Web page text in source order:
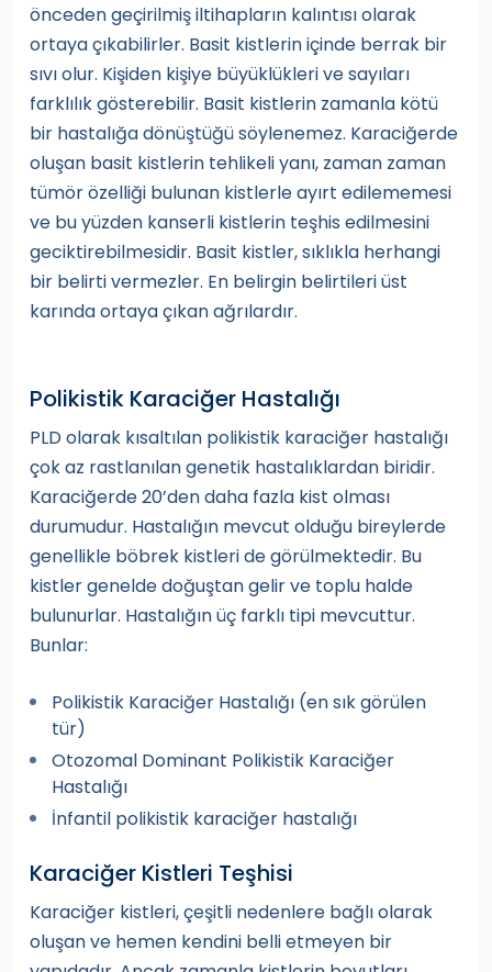
önceden geçirilmiş iltihapların kalıntısı olarak
ortaya çıkabilirler. Basit kistlerin içinde berrak bir
sıvı olur. Kişiden kişiye büyüklükleri ve sayıları
farklılık gösterebilir. Basit kistlerin zamanla kötü
bir hastalığa dönüştüğü söylenemez. Karaciğerde
oluşan basit kistlerin tehlikeli yanı, zaman zaman
tümör özelliği bulunan kistlerle ayırt edilememesi
ve bu yüzden kanserli kistlerin teşhis edilmesini
geciktirebilmesidir. Basit kistler, sıklıkla herhangi
bir belirti vermezler. En belirgin belirtileri üst
karında ortaya çıkan ağrılardır.
Polikistik Karaciğer Hastalığı
PLD olarak kısaltılan polikistik karaciğer hastalığı
çok az rastlanılan genetik hastalıklardan biridir.
Karaciğerde 20’den daha fazla kist olması
durumudur. Hastalığın mevcut olduğu bireylerde
genellikle böbrek kistleri de görülmektedir. Bu
kistler genelde doğuştan gelir ve toplu halde
bulunurlar. Hastalığın üç farklı tipi mevcuttur.
Bunlar:
Polikistik Karaciğer Hastalığı (en sık görülen
tür)
Otozomal Dominant Polikistik Karaciğer
Hastalığı
İnfantil polikistik karaciğer hastalığı
Karaciğer Kistleri Teşhisi
Karaciğer kistleri, çeşitli nedenlere bağlı olarak
oluşan ve hemen kendini belli etmeyen bir